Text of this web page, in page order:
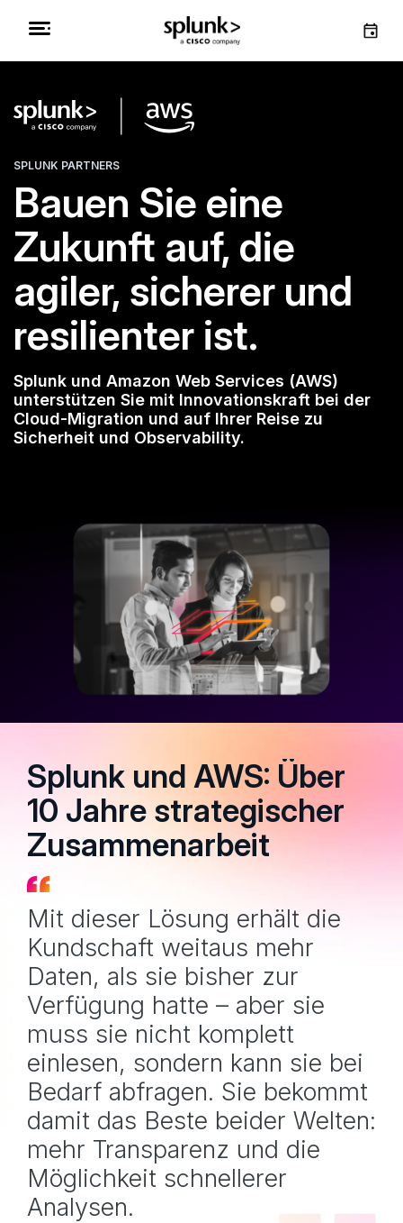
SPLUNK PARTNERS
Bauen Sie eine
Zukunft auf, die
agiler, sicherer und
resilienter ist.
Splunk und Amazon Web Services (AWS)
unterstützen Sie mit Innovationskraft bei der
Cloud-Migration und auf Ihrer Reise zu
Sicherheit und Observability.
Splunk und AWS: Über
10 Jahre strategischer
Zusammenarbeit
Mit dieser Lösung erhält die
Kundschaft weitaus mehr
Daten, als sie bisher zur
Verfügung hatte – aber sie
muss sie nicht komplett
einlesen, sondern kann sie bei
Bedarf abfragen. Sie bekommt
damit das Beste beider Welten:
mehr Transparenz und die
Möglichkeit schnellerer
Analysen.